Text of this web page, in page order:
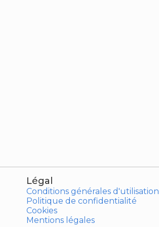
Légal
Conditions générales d'utilisation
Politique de confidentialité
Cookies
Mentions légales